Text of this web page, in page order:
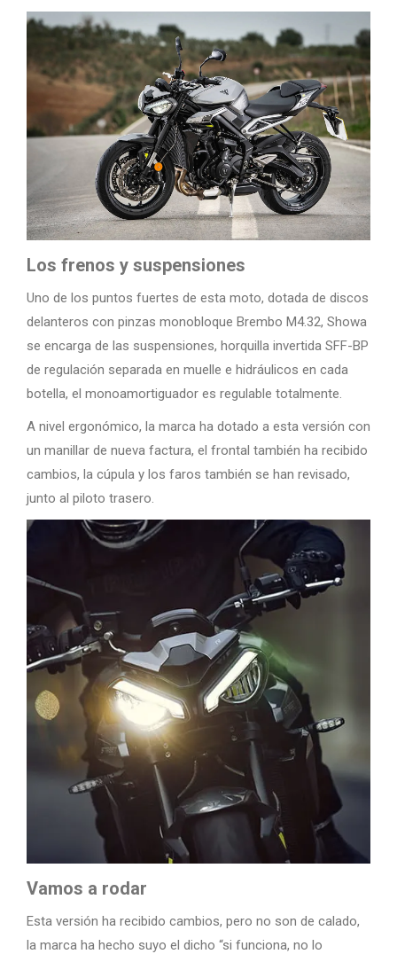
Los frenos y suspensiones
Uno de los puntos fuertes de esta moto, dotada de discos
delanteros con pinzas monobloque Brembo M4.32, Showa
se encarga de las suspensiones, horquilla invertida SFF-BP
de regulación separada en muelle e hidráulicos en cada
botella, el monoamortiguador es regulable totalmente.
A nivel ergonómico, la marca ha dotado a esta versión con
un manillar de nueva factura, el frontal también ha recibido
cambios, la cúpula y los faros también se han revisado,
junto al piloto trasero.
Vamos a rodar
Esta versión ha recibido cambios, pero no son de calado,
la marca ha hecho suyo el dicho “si funciona, no lo